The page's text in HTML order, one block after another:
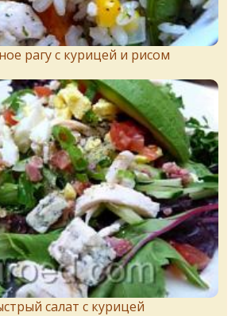
рагу с курицей и рисом
салат с курицей